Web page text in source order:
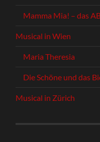
Mamma Mia! – das
Musical in Wien
Maria Theresia
Die Schöne und das
Musical in Zürich